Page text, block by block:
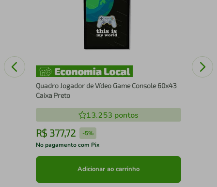
Quadro Jogador de Vídeo Game Console 60x43
Caixa Preto
13.253 pontos
R$ 377,72 -5%
No pagamento com Pix
Adicionar ao carrinho